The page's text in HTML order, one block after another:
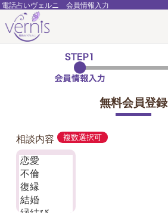
電話占いヴェルニ 会員情報入力
無料会員登録
相談内容 複数選択可